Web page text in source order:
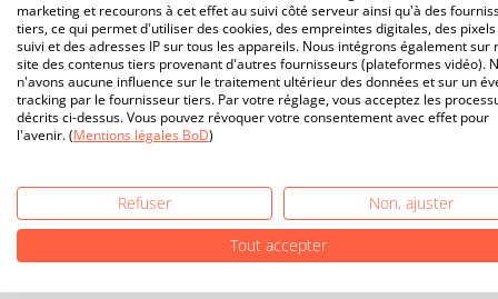
marketing et recourons à cet effet au suivi côté serveur ainsi qu'à des
tiers, ce qui permet d'utiliser des cookies, des empreintes digitales, des
suivi et des adresses IP sur tous les appareils. Nous intégrons également sur
site des contenus tiers provenant d'autres fournisseurs (plateformes vidéo).
n'avons aucune influence sur le traitement ultérieur des données et sur un
tracking par le fournisseur tiers. Par votre réglage, vous acceptez les
décrits ci-dessus. Vous pouvez révoquer votre consentement avec effet pour
l'avenir. (Mentions légales BoD)
Refuser
Non, ajuster
Tout accepter